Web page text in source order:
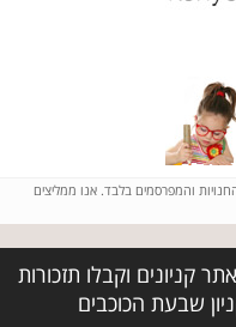
והמפרסמים בלבד. אנו ממליצים
קניונים וקבלו תזכורות
שבעת הכוכבים